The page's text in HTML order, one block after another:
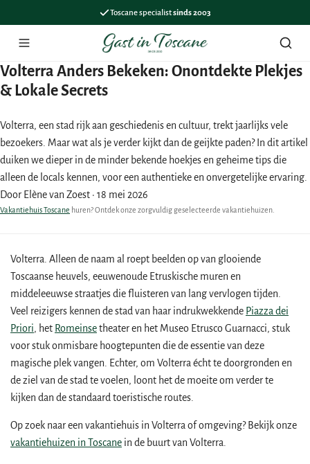
Toscane specialistsinds 2003
Menu
Volterra Anders Bekeken: Onontdekte Plekjes
& Lokale Secrets
Volterra, een stad rijk aan geschiedenis en cultuur, trekt jaarlijks vele
bezoekers. Maar wat als je verder kijkt dan de geijkte paden? In dit artikel
duiken we dieper in de minder bekende hoekjes en geheime tips die
alleen de locals kennen, voor een authentieke en onvergetelijke ervaring.
Door Elène van Zoest · 18 mei 2026
Vakantiehuis Toscane huren? Ontdek onze zorgvuldig geselecteerde vakantiehuizen.
Volterra. Alleen de naam al roept beelden op van glooiende
Toscaanse heuvels, eeuwenoude Etruskische muren en
middeleeuwse straatjes die fluisteren van lang vervlogen tijden.
Veel reizigers kennen de stad van haar indrukwekkende Piazza dei
Priori, het Romeinsetheater en het Museo Etrusco Guarnacci, stuk
voor stuk onmisbare hoogtepunten die de essentie van deze
magische plek vangen. Echter, om Volterra écht te doorgronden en
de ziel van de stad te voelen, loont het de moeite om verder te
kijken dan de standaard toeristische routes.
Op zoek naar een vakantiehuis in Volterra of omgeving? Bekijk onze
vakantiehuizen in Toscane in de buurt van Volterra.